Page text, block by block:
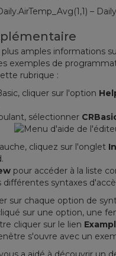
–
amples informations
exemples de
rubrique :
cliquer sur l'option
sélectionner
cliquez sur l'onglet
pour accéder à la liste
sur chaque option de
sur une option, une
cliquer sur le lien
s'ouvre avec un